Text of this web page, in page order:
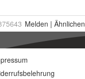
Melden | Ähnlichen